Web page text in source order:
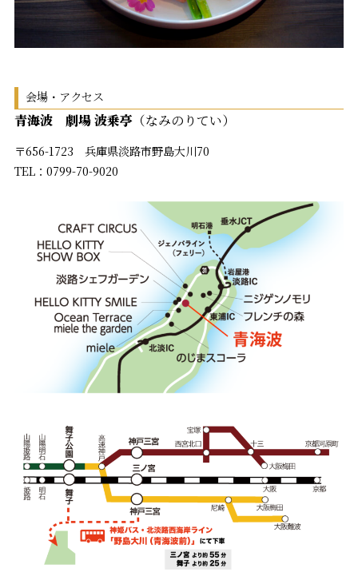
会場・アクセス
青海波 劇場 波乗亭（なみのりてい）
〒656-1723 兵庫県淡路市野島大川70
TEL：0799-70-9020